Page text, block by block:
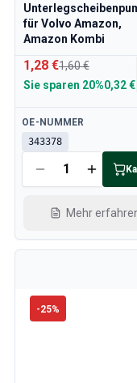
für Volvo Amazon,
Amazon Kombi
1,28 €1,60 €
Sie sparen 20%0,32 €
Verfügbar
OE-NUMMER
343378
Mehr
-25%